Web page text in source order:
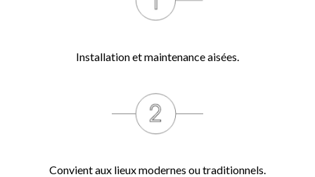
Installation et maintenance aisées.
Convient aux lieux modernes ou traditionnels.